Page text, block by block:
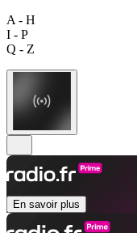
A - H
I - P
Q - Z
En savoir plus